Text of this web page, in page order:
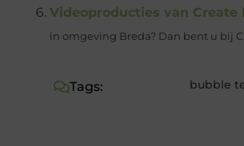
Videoproducties van Create
in omgeving Breda? Dan bent u bij
Tags: bubble